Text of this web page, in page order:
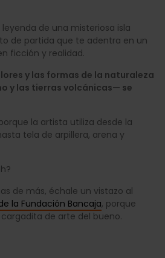
de una misteriosa isla
de partida que te adentra en un
ficción y realidad.
y las formas de la naturaleza
y las tierras volcánicas— se
la artista utiliza desde la
tela de arpillera, arena y
de más, échale un vistazo al
la Fundación Bancaja, porque
de arte del bueno.